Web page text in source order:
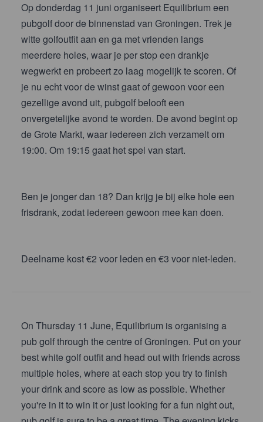
Op donderdag 11 juni organiseert Equilibrium een
pubgolf door de binnenstad van Groningen. Trek je
witte golfoutfit aan en ga met vrienden langs
meerdere holes, waar je per stop een drankje
wegwerkt en probeert zo laag mogelijk te scoren. Of
je nu echt voor de winst gaat of gewoon voor een
gezellige avond uit, pubgolf belooft een
onvergetelijke avond te worden. De avond begint op
de Grote Markt, waar iedereen zich verzamelt om
19:00. Om 19:15 gaat het spel van start.
Ben je jonger dan 18? Dan krijg je bij elke hole een
frisdrank, zodat iedereen gewoon mee kan doen.
Deelname kost €2 voor leden en €3 voor niet-leden.
On Thursday 11 June, Equilibrium is organising a
pub golf through the centre of Groningen. Put on your
best white golf outfit and head out with friends across
multiple holes, where at each stop you try to finish
your drink and score as low as possible. Whether
you're in it to win it or just looking for a fun night out,